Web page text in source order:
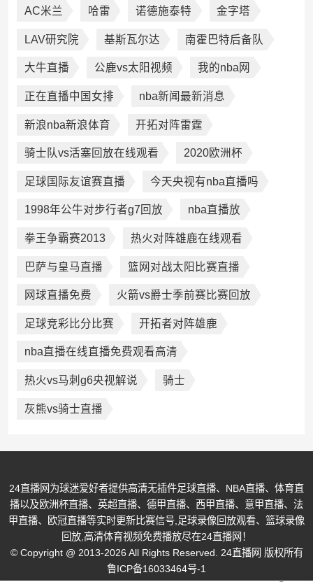
AC米兰 哈雷 诺德施泰特 金字塔
LAV研究院 基斯瓦尔达 南霍巴特后备队
大牛直播 公鹿vs太阳视频 我的nba网
正在直播中国女排 nba新闻最新消息
新浪nba新浪体育 开拓对阵雷霆
骑士队vs活塞回放在线观看 2020欧洲杯
足球国际友谊赛直播 今天央视有nba直播吗
1998年公牛对步行者g7回放 nba直播放
拳王争霸赛2013 热火对阵雄鹿在线观看
巴萨与皇马直播 篮网对战太阳比赛直播
网球直播免费 火箭vs爵士季前赛比赛回放
足球竞彩比分比赛 开拓者对阵雄鹿
nba直播在线直播免费观看高清
热火vs马刺g6央视解说 骑士
灰熊vs骑士直播
24直播网为球迷爱好者提供高清无插件足球直播、NBA直播、体育直
播以及欧洲杯直播、英超直播、德甲直播、西甲直播、意甲直播、法
甲直播、欧冠直播等实时更新比赛信号,足球录像回放观看、篮球录像
回放,高清体育视频免费播放尽在24直播网！
© Copyright @ 2013-2026 All Rights Reserved. 24直播网 版权所有
鲁ICP备16033464号-1